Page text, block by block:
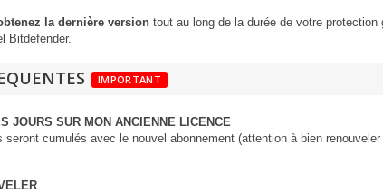
la dernière version tout au long de la durée de votre protection
Bitdefender.
IMPORTANT
JOURS SUR MON ANCIENNE LICENCE
seront cumulés avec le nouvel abonnement (attention à bien